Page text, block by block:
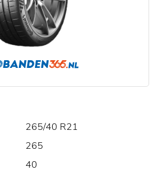
265/40 R21
265
40